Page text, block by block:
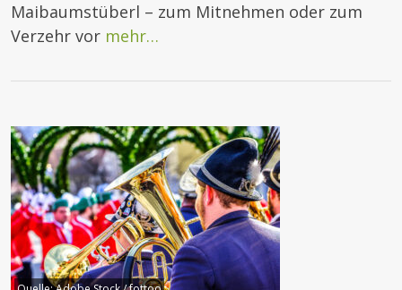
Maibaumstüberl – zum Mitnehmen oder zum
Verzehr vor mehr…